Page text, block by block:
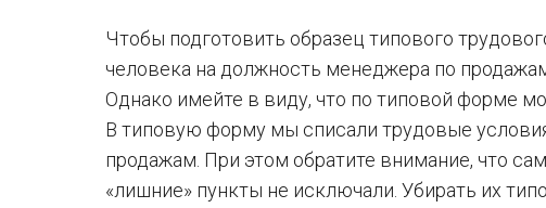
Чтобы подготовить образец типового
человека на должность менеджера по
Однако имейте в виду, что по типовой форме
В типовую форму мы списали трудовые
продажам. При этом обратите внимание, что
«лишние» пункты не исключали. Убирать их